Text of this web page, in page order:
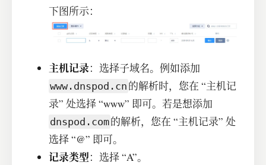
下图所示：
主机记录：选择子域名。例如添加
www.dnspod.cn 的解析时，您在 “主机记
录” 处选择 “www” 即可。若是想添加
dnspod.com的解析，您在 “主机记录” 处
选择 “@” 即可。
记录类型：选择 “A”。